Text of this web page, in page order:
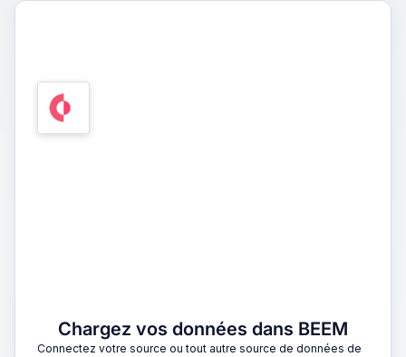
Chargez vos données dans BEEM
Connectez votre source ou tout autre source de données de